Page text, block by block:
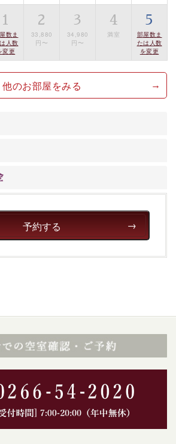
1
数ま
人数
変更
2
33,880
円〜
3
34,980
円〜
4
満室
5
部屋数ま
たは人数
を変更
他のお部屋をみる
予約する